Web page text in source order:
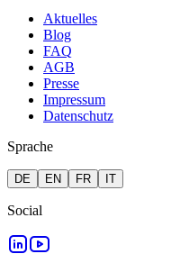
Aktuelles
Blog
FAQ
AGB
Presse
Impressum
Datenschutz
Sprache
DE EN FR IT
Social